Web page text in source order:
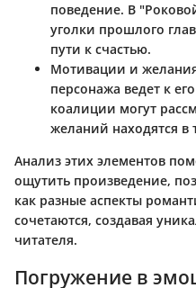
поведение. В
уголки прошлого
пути к счастью.
Мотивации и
персонажа ведет к
коалиции могут
желаний находятся
Анализ этих элементов
ощутить произведение,
как разные аспекты
сочетаются, создавая
читателя.
Погружение в